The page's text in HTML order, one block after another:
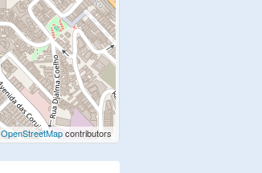
OpenStreetMapcontributors